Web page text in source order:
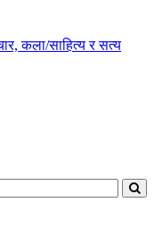
कला/साहित्य र सत्य